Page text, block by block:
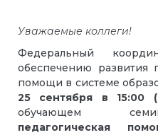
Уважаемые коллеги!
Федеральный
обеспечению развития
помощи в системе
25 сентября в 15:00
обучающем
педагогическая